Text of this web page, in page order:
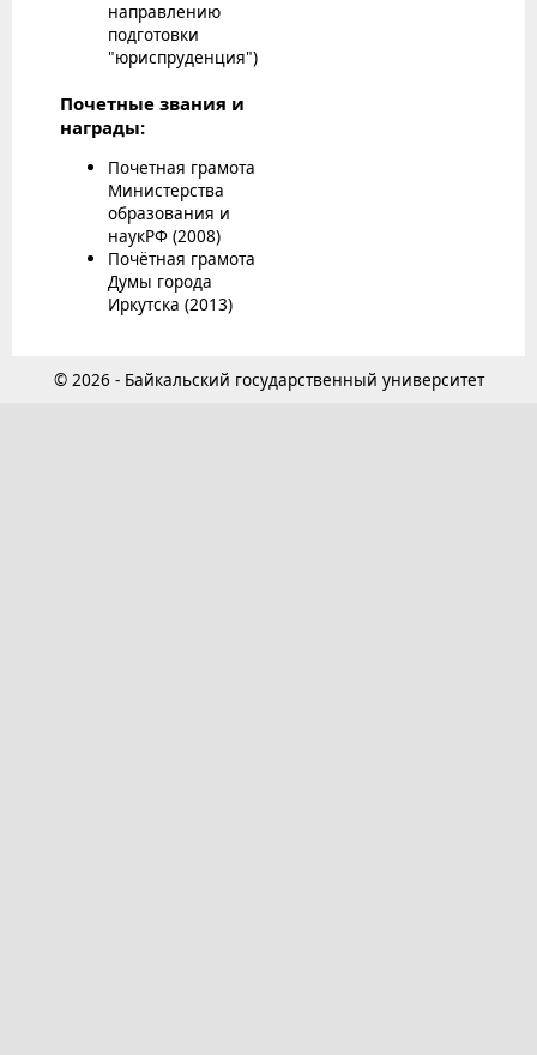
направлению
подготовки
"юриспруденция")
Почетные звания и
награды:
Почетная грамота
Министерства
образования и
наукРФ (2008)
Почётная грамота
Думы города
Иркутска (2013)
© 2026 - Байкальский государственный университет